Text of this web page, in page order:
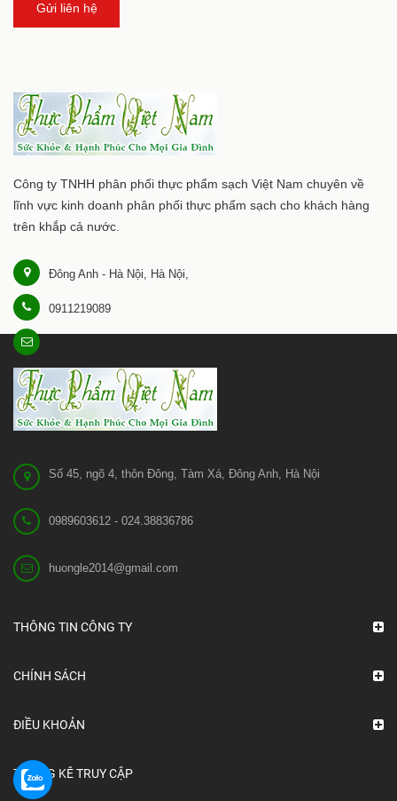
Gửi liên hệ
Công ty TNHH phân phối thực phẩm sạch Việt Nam chuyên về
lĩnh vực kinh doanh phân phối thực phẩm sạch cho khách hàng
trên khắp cả nước.
Đông Anh - Hà Nội, Hà Nội,
0911219089
Số 45, ngõ 4, thôn Đông, Tàm Xá, Đông Anh, Hà Nội
0989603612 - 024.38836786
huongle2014@gmail.com
THÔNG TIN CÔNG TY
CHÍNH SÁCH
ĐIỀU KHOẢN
THỐNG KÊ TRUY CẬP